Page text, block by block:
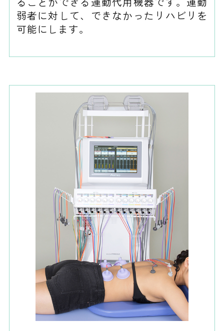
弱者に対して、できなかったリハビリを
可能にします。